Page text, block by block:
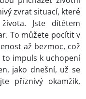
zvrat situací, které
Jste dítětem
To můžete pocítit v
až bezmoc, což
to impuls k uchopení
jako dnešní, už se
příznivý okamžik,